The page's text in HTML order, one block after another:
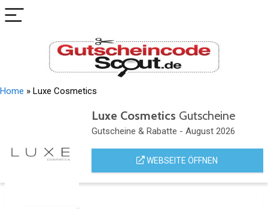
Home » Luxe Cosmetics
Luxe Cosmetics Gutscheine
Gutscheine & Rabatte - August 2026
WEBSEITE ÖFFNEN